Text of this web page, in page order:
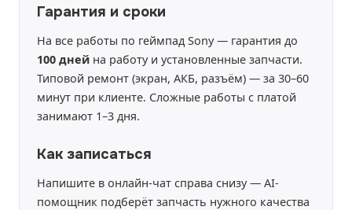
Гарантия и сроки
На все работы по геймпад Sony — гарантия до
100 дней на работу и установленные запчасти.
Типовой ремонт (экран, АКБ, разъём) — за 30–60
минут при клиенте. Сложные работы с платой
занимают 1–3 дня.
Как записаться
Напишите в онлайн-чат справа снизу — AI-
помощник подберёт запчасть нужного качества